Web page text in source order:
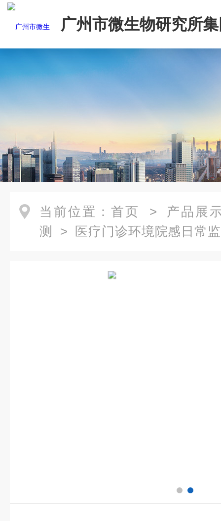
广州市微生物研究所
有限公司
当前位置： 首页 > 产品展
测
> 医疗门诊环境院感日常